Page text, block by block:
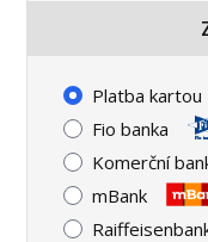
Platba kartou
Fio banka
Komerční
mBank